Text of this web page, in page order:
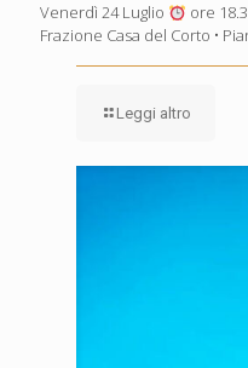
Venerdì 24 Luglio ore
Frazione Casa del Corto •
Leggi altro